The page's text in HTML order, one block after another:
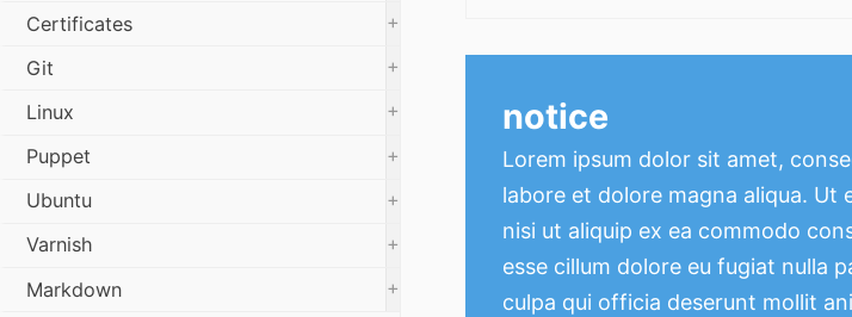
notice
Lorem ipsum dolor sit amet,
labore et dolore magna aliqua. Ut
nisi ut aliquip ex ea commodo
esse cillum dolore eu fugiat nulla
culpa qui officia deserunt mollit
Certificates
+
Git
+
Linux
+
Puppet
+
Ubuntu
+
Varnish
+
Markdown
+